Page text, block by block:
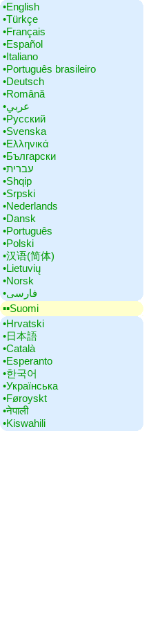
•‎English
•‎Türkçe
•‎Français
•‎Español
•‎Italiano
•‎Português brasileiro
•‎Deutsch
•‎Română
•‎عربي
•‎Русский
•‎Svenska
•‎Ελληνικά
•‎Български
•‎עברית
•‎Shqip
•‎Srpski
•‎Nederlands
•‎Dansk
•‎Português
•‎Polski
•‎汉语(简体)
•‎Lietuvių
•‎Norsk
•‎فارسی
▪▪‎Suomi
•‎Hrvatski
•‎日本語
•‎Català
•‎Esperanto
•‎한국어
•‎Українська
•‎Føroyskt
•‎नेपाली
•‎Kiswahili